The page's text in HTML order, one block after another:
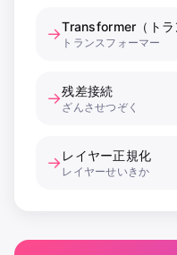
→Transformer（トラ
トランスフォーマー
→残差接続
ざんさせつぞく
→レイヤー正規化
レイヤーせいきか